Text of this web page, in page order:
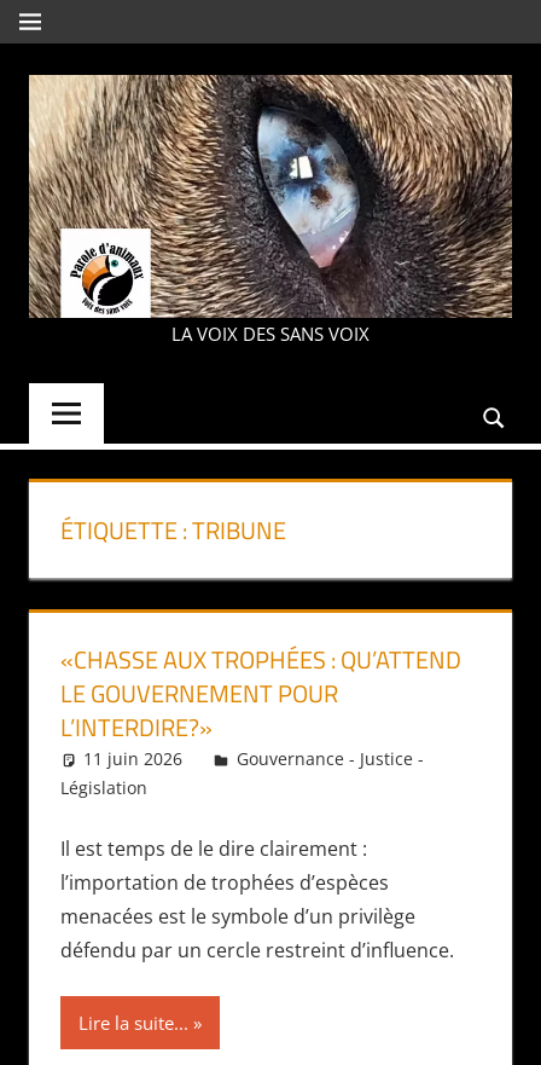
Aller
au
contenu
MENU
PAROLE
LA VOIX DES SANS VOIX
ÉTIQUETTE :TRIBUNE
«CHASSE AUX TROPHÉES : QU’ATTEND
LE GOUVERNEMENT POUR
L’INTERDIRE?»
11 juin 2026 Daniel
Gouvernance - Justice -
Législation
Il est temps de le dire clairement :
l’importation de trophées d’espèces
menacées est le symbole d’un privilège
défendu par un cercle restreint d’influence.
Lire la suite...